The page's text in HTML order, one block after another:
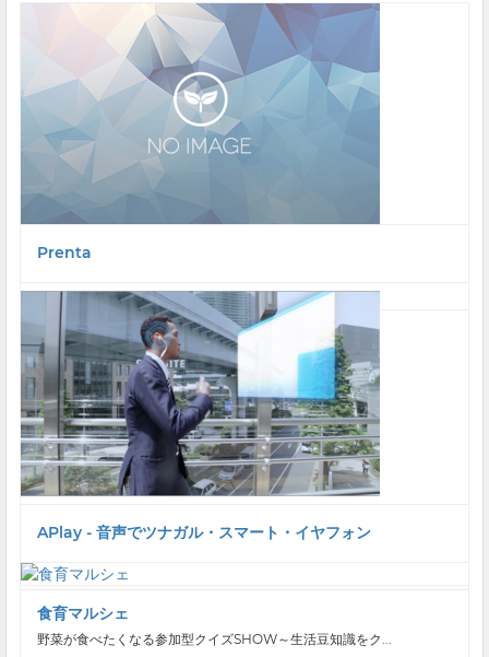
Prenta
APlay - 音声でツナガル・スマート・イヤフォン
食育マルシェ
野菜が食べたくなる参加型クイズSHOW～生活豆知識をク...